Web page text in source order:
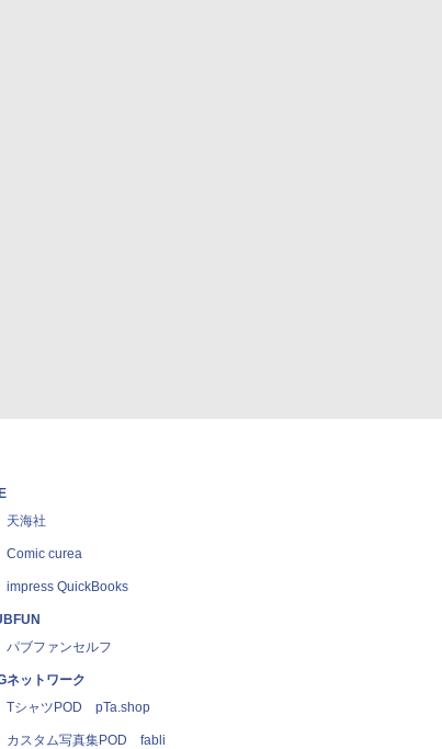
天海社
Comic curea
impress QuickBooks
パブファンセルフ
ネットワーク
TシャツPOD pTa.shop
カスタム写真集POD fabli